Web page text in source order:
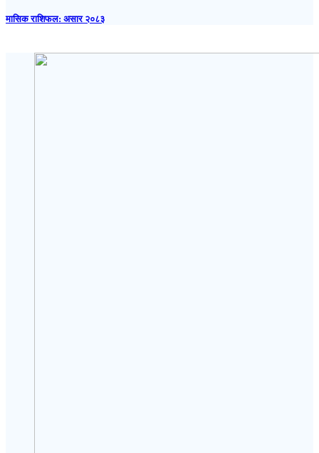
मासिक राशिफल: असार २०८३